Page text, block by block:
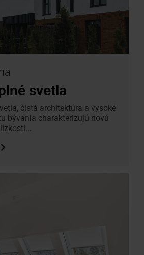
svetla
čistá architektúra a vysoké
bývania charakterizujú novú